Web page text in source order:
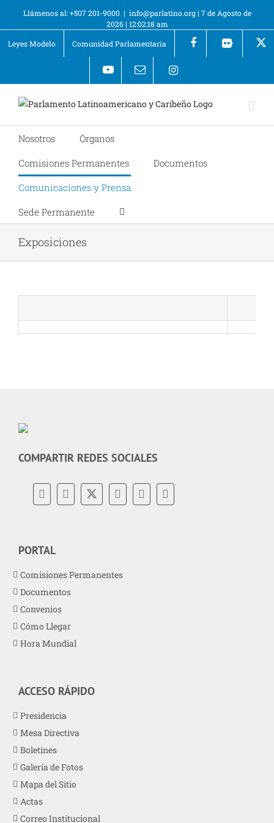
Llámenos al: +507 201-9000 | info@parlatino.org| 7 de Agosto de
2026 | 12:02:18 am
Leyes Modelo
Comunidad Parlamentaria +
Nosotros
Órganos
Comisiones Permanentes
Documentos
Comunicaciones y Prensa
Sede Permanente
Exposiciones
COMPARTIR REDES SOCIALES
PORTAL
Comisiones Permanentes
Documentos
Convenios
Cómo Llegar
Hora Mundial
ACCESO RÁPIDO
Presidencia
Mesa Directiva
Boletines
Galería de Fotos
Mapa del Sitio
Actas
Correo Institucional